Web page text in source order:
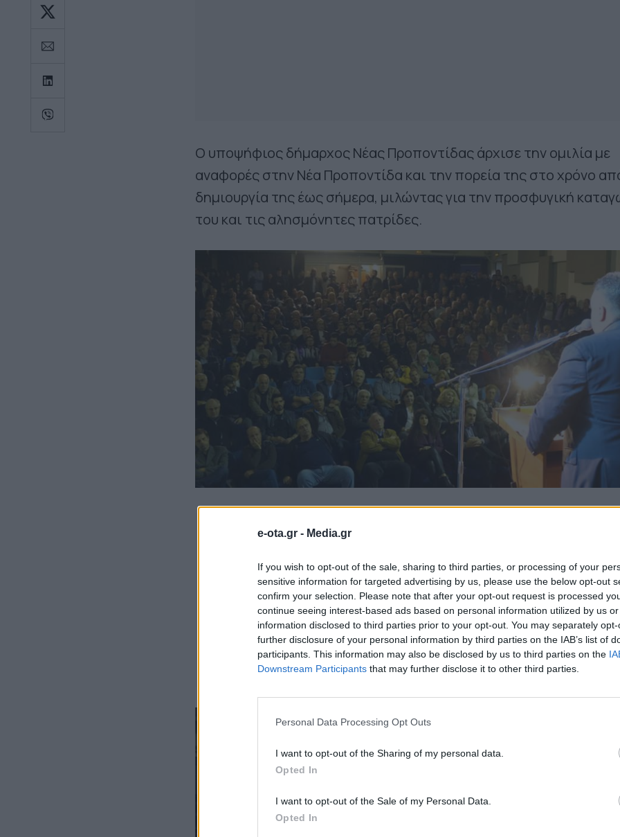
e-ota.gr - Media.gr
If you wish to opt-out of the sale, sharing to third parties, or processing of your
sensitive information for targeted advertising by us, please use the below opt-out
confirm your selection. Please note that after your opt-out request is processed
continue seeing interest-based ads based on personal information utilized by us
information disclosed to third parties prior to your opt-out. You may separately
further disclosure of your personal information by third parties on the IAB’s list of
participants. This information may also be disclosed by us to third parties on the
Downstream Participants that may further disclose it to other third parties.
Personal Data Processing Opt Outs
I want to opt-out of the Sharing of my personal data.
Opted In
I want to opt-out of the Sale of my Personal Data.
Opted In
Ο υποψήφιος δήμαρχος Νέας Προποντίδας άρχισε την ομιλία με
αναφορές στην Νέα Προποντίδα και την πορεία της στο χρόνο
δημιουργία της έως σήμερα, μιλώντας για την προσφυγική
του και τις αλησμόνητες πατρίδες.